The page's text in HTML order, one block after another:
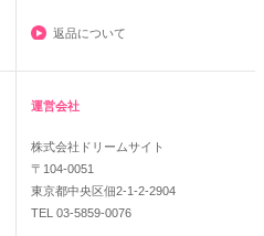
返品について
運営会社
株式会社ドリームサイト
〒104-0051
東京都中央区佃2-1-2-2904
TEL 03-5859-0076